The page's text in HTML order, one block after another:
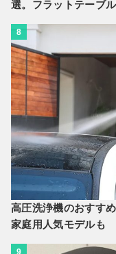
選。フラットテーブ
8
高圧洗浄機のおすす
家庭用人気モデルも